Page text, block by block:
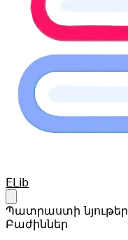
Your Company
ELib
Պատրաստի նյութեր
Բաժիններ